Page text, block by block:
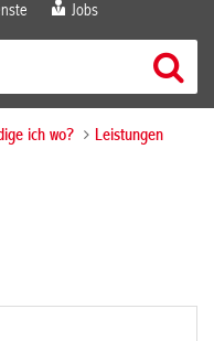
Jobs
ich wo? Leistungen